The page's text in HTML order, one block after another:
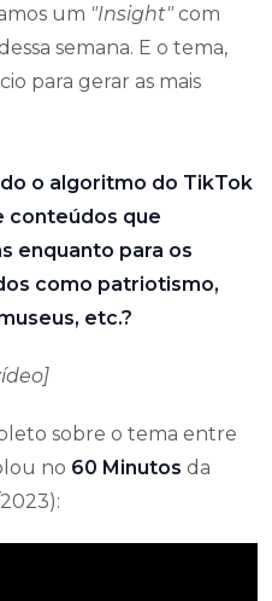
um "Insight" com
semana. E o tema,
para gerar as mais
o algoritmo do TikTok
conteúdos que
enquanto para os
como patriotismo,
etc.?
sobre o tema entre
no 60 Minutos da